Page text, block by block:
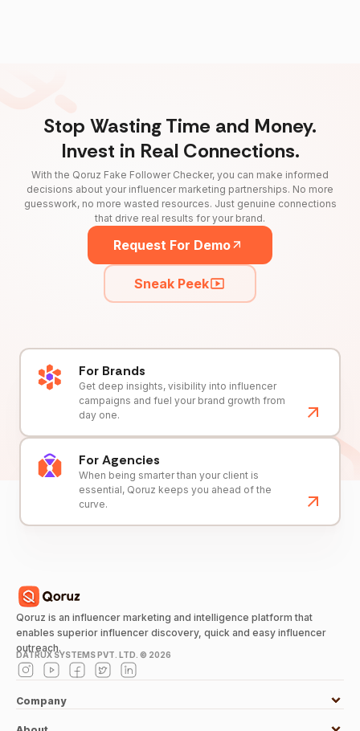
Stop Wasting Time and Money.
Invest in Real Connections.
With the Qoruz Fake Follower Checker, you can make informed
decisions about your influencer marketing partnerships. No more
guesswork, no more wasted resources. Just genuine connections
that drive real results for your brand.
Request For Demo
Sneak Peek
For Brands
Get deep insights, visibility into influencer
campaigns and fuel your brand growth from
day one.
For Agencies
When being smarter than your client is
essential, Qoruz keeps you ahead of the
curve.
Qoruz is an influencer marketing and intelligence platform that
enables superior influencer discovery, quick and easy influencer
outreach.
DATRUX SYSTEMS PVT. LTD. © 2026
Company